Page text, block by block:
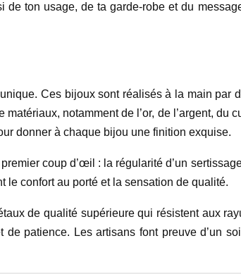
ton usage, de ta garde-robe et du
Ces bijoux sont réalisés à la main par
notamment de l’or, de l’argent, du
donner à chaque bijou une finition exquise.
coup d’œil : la régularité d’un
le confort au porté et la sensation de qualité.
de qualité supérieure qui résistent aux
patience. Les artisans font preuve d’un